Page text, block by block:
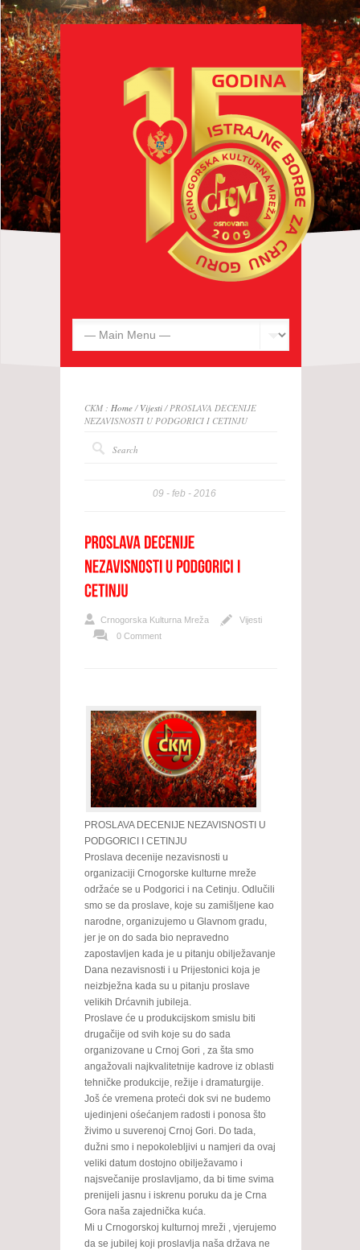
CKM : Home/ Vijesti/ PROSLAVA DECENIJE
NEZAVISNOSTI U PODGORICI I CETINJU
09 feb 2016
Crnogorska Kulturna Mreža
Vijesti
0 Comment
PROSLAVA DECENIJE NEZAVISNOSTI U
PODGORICI I CETINJU
Proslava decenije nezavisnosti u
organizaciji Crnogorske kulturne mreže
održaće se u Podgorici i na Cetinju. Odlučili
smo se da proslave, koje su zamišljene kao
narodne, organizujemo u Glavnom gradu,
jer je on do sada bio nepravedno
zapostavljen kada je u pitanju obilježavanje
Dana nezavisnosti i u Prijestonici koja je
neizbježna kada su u pitanju proslave
velikih Drćavnih jubileja.
Proslave će u produkcijskom smislu biti
drugačije od svih koje su do sada
organizovane u Crnoj Gori , za šta smo
angažovali najkvalitetnije kadrove iz oblasti
tehničke produkcije, režije i dramaturgije.
Još će vremena proteći dok svi ne budemo
ujedinjeni ośećanjem radosti i ponosa što
živimo u suverenoj Crnoj Gori. Do tada,
dužni smo i nepokolebljivi u namjeri da ovaj
veliki datum dostojno obilježavamo i
najsvečanije proslavljamo, da bi time svima
prenijeli jasnu i iskrenu poruku da je Crna
Gora naša zajednička kuća.
Mi u Crnogorskoj kulturnoj mreži , vjerujemo
da se jubilej koji proslavlja naša država ne